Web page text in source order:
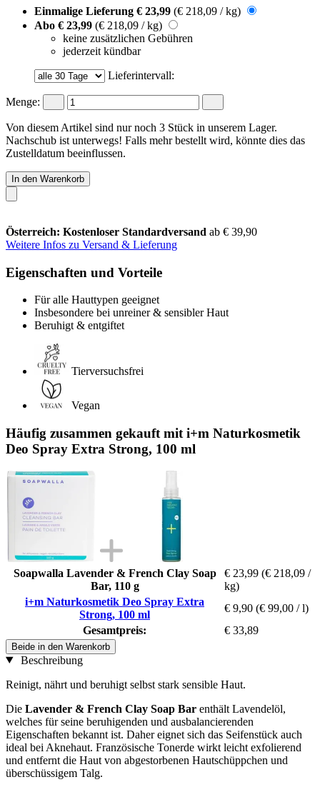
Einmalige Lieferung € 23,99 (€ 218,09 / kg)
Abo € 23,99 (€ 218,09 / kg)
keine zusätzlichen Gebühren
jederzeit kündbar
Lieferintervall:
Menge:
Von diesem Artikel sind nur noch 3 Stück in unserem Lager.
Nachschub ist unterwegs! Falls mehr bestellt wird, könnte dies das
Zustelldatum beeinflussen.
In den Warenkorb
Österreich: Kostenloser Standardversand ab € 39,90
Weitere Infos zu Versand & Lieferung
Eigenschaften und Vorteile
Für alle Hauttypen geeignet
Insbesondere bei unreiner & sensibler Haut
Beruhigt & entgiftet
Tierversuchsfrei
Vegan
Häufig zusammen gekauft mit i+m Naturkosmetik
Deo Spray Extra Strong, 100 ml
Soapwalla Lavender & French Clay Soap
Bar, 110 g
€ 23,99 (€ 218,09 /
kg)
i+m Naturkosmetik Deo Spray Extra
Strong, 100 ml
€ 9,90 (€ 99,00 / l)
Gesamtpreis:
€ 33,89
Beide in den Warenkorb
Beschreibung
Reinigt, nährt und beruhigt selbst stark sensible Haut.
Die Lavender & French Clay Soap Bar enthält Lavendelöl,
welches für seine beruhigenden und ausbalancierenden
Eigenschaften bekannt ist. Daher eignet sich das Seifenstück auch
ideal bei Aknehaut. Französische Tonerde wirkt leicht exfolierend
und entfernt die Haut von abgestorbenen Hautschüppchen und
überschüssigem Talg.